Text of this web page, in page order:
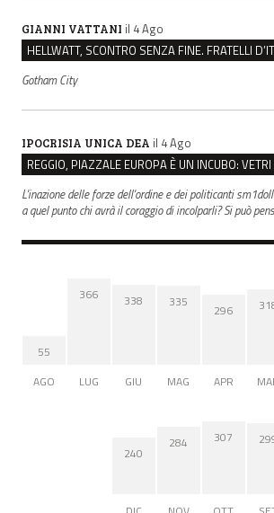
GIANNI VATTANI il 4 Ago
Gotham City
IPOCRISIA UNICA DEA il 4 Ago
L'inazione delle forze dell'ordine e dei politicanti
a quel punto chi avrà il coraggio di incolparli? Si può
55
AGO
366
LUG
338
GIU
335
MAG
296
APR
240
284 307